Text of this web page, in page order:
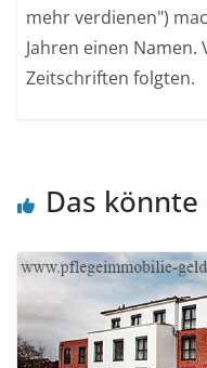
mehr verdienen")
Jahren einen
Zeitschriften folgten.
Das